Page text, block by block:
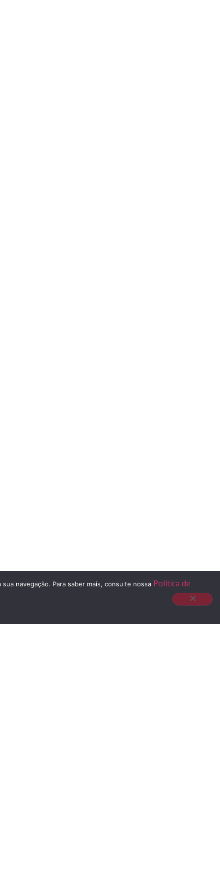
navegação. Para saber mais, consulte nossa Política de